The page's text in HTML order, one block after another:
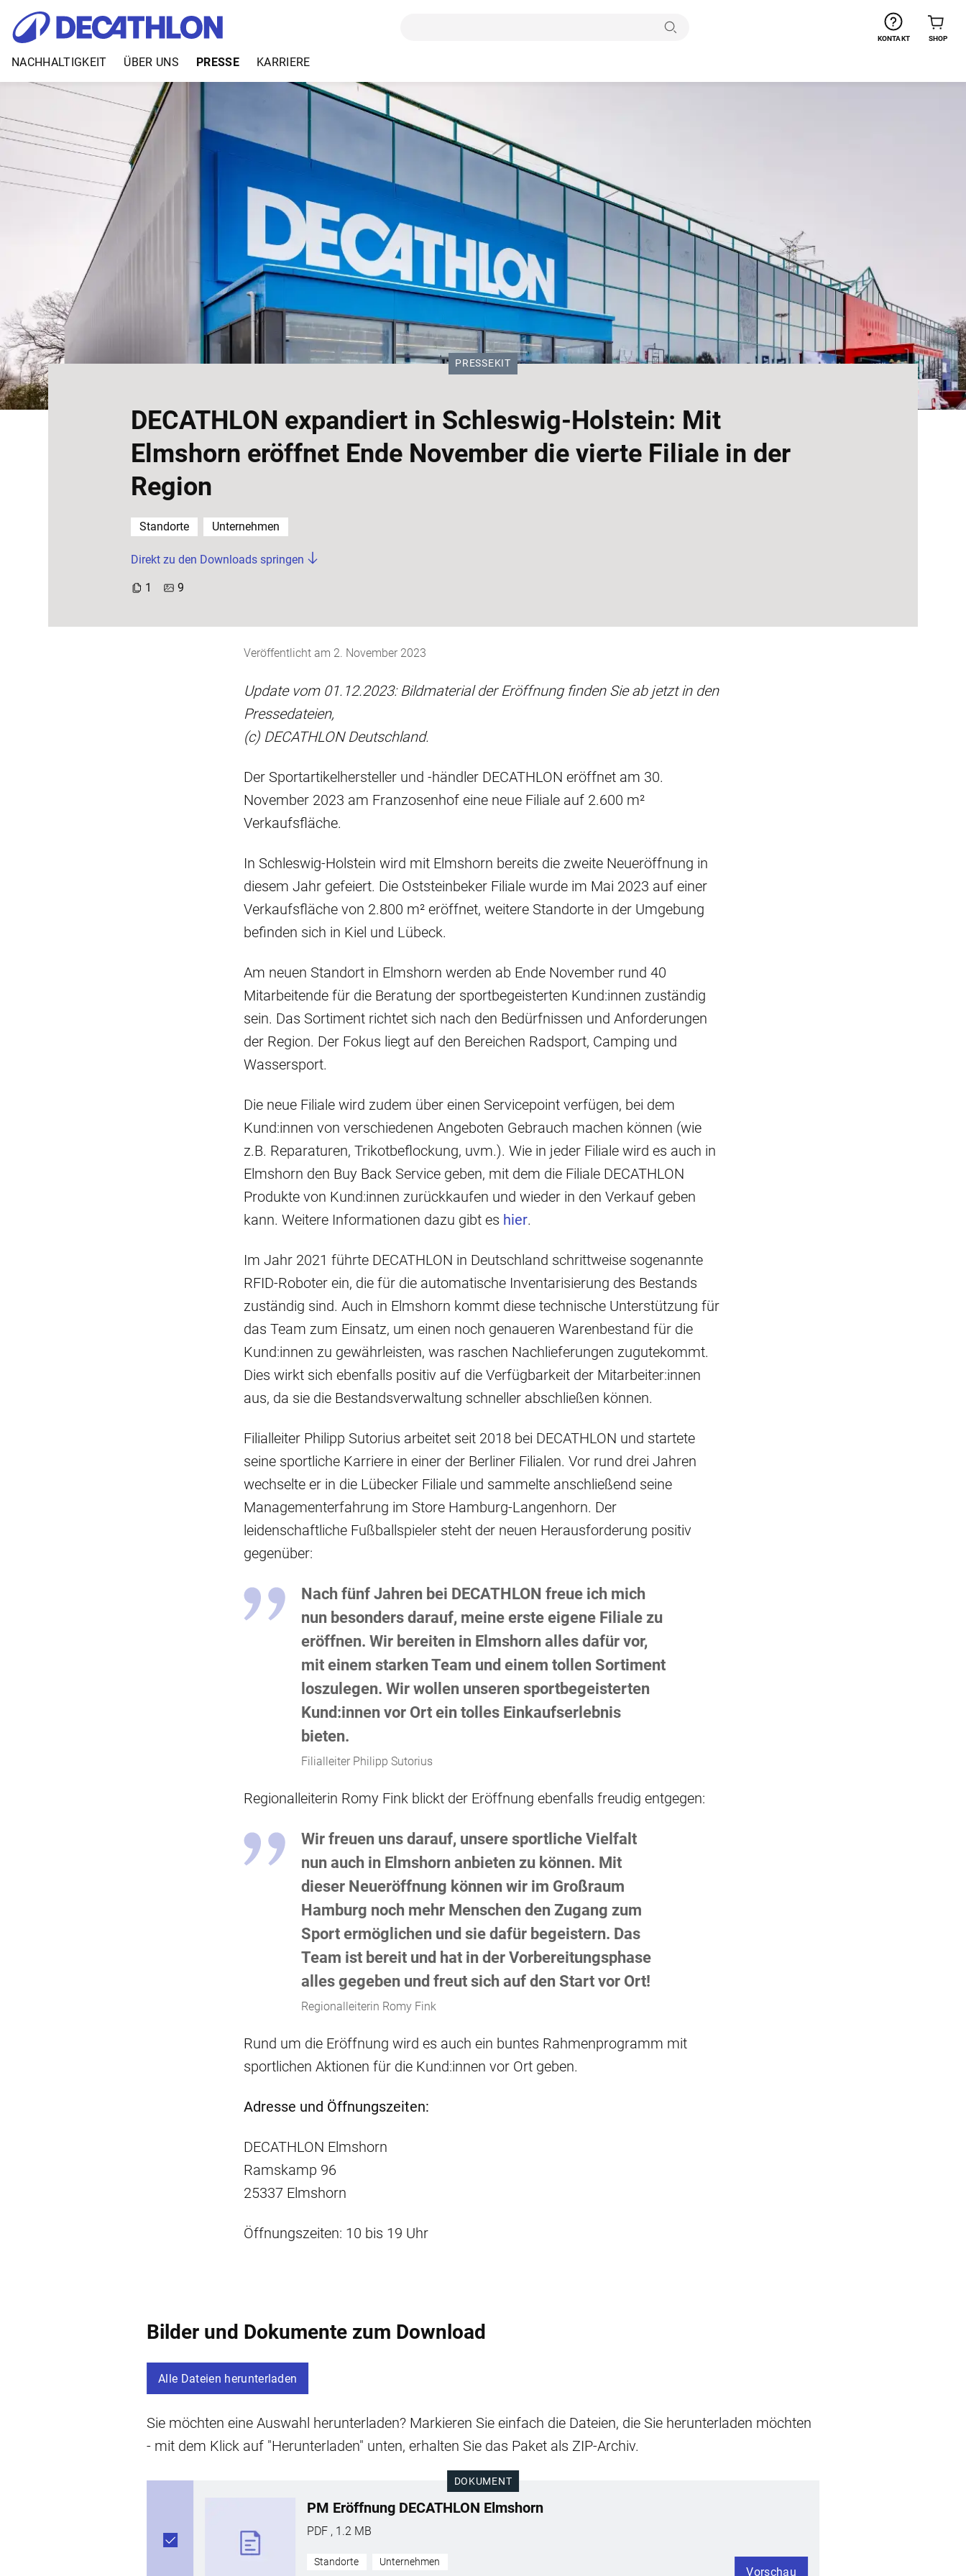
Zum Inhalt springen
NACHHALTIGKEIT ÜBER UNS PRESSE KARRIERE
Suchen
KONTAKT SHOP
DECATHLON expandiert in Schleswig-Holstein: Mit
Elmshorn eröffnet Ende November die vierte Filiale in der
Region
KATEGORIE:
PRESSEKIT
Standorte Unternehmen
Direkt zu den Downloads springen
1 9
Veröffentlicht am 2. November 2023
Update vom 01.12.2023: Bildmaterial der Eröffnung finden Sie ab jetzt in den
Pressedateien,
(c) DECATHLON Deutschland.
Der Sportartikelhersteller und -händler DECATHLON eröffnet am 30.
November 2023 am Franzosenhof eine neue Filiale auf 2.600 m²
Verkaufsfläche.
In Schleswig-Holstein wird mit Elmshorn bereits die zweite Neueröffnung in
diesem Jahr gefeiert. Die Oststeinbeker Filiale wurde im Mai 2023 auf einer
Verkaufsfläche von 2.800 m² eröffnet, weitere Standorte in der Umgebung
befinden sich in Kiel und Lübeck.
Am neuen Standort in Elmshorn werden ab Ende November rund 40
Mitarbeitende für die Beratung der sportbegeisterten Kund:innen zuständig
sein. Das Sortiment richtet sich nach den Bedürfnissen und Anforderungen
der Region. Der Fokus liegt auf den Bereichen Radsport, Camping und
Wassersport.
Die neue Filiale wird zudem über einen Servicepoint verfügen, bei dem
Kund:innen von verschiedenen Angeboten Gebrauch machen können (wie
z.B. Reparaturen, Trikotbeflockung, uvm.). Wie in jeder Filiale wird es auch in
Elmshorn den Buy Back Service geben, mit dem die Filiale DECATHLON
Produkte von Kund:innen zurückkaufen und wieder in den Verkauf geben
kann. Weitere Informationen dazu gibt es hier.
Im Jahr 2021 führte DECATHLON in Deutschland schrittweise sogenannte
RFID-Roboter ein, die für die automatische Inventarisierung des Bestands
zuständig sind. Auch in Elmshorn kommt diese technische Unterstützung für
das Team zum Einsatz, um einen noch genaueren Warenbestand für die
Kund:innen zu gewährleisten, was raschen Nachlieferungen zugutekommt.
Dies wirkt sich ebenfalls positiv auf die Verfügbarkeit der Mitarbeiter:innen
aus, da sie die Bestandsverwaltung schneller abschließen können.
Filialleiter Philipp Sutorius arbeitet seit 2018 bei DECATHLON und startete
seine sportliche Karriere in einer der Berliner Filialen. Vor rund drei Jahren
wechselte er in die Lübecker Filiale und sammelte anschließend seine
Managementerfahrung im Store Hamburg-Langenhorn. Der
leidenschaftliche Fußballspieler steht der neuen Herausforderung positiv
gegenüber:
Nach fünf Jahren bei DECATHLON freue ich mich
nun besonders darauf, meine erste eigene Filiale zu
eröffnen. Wir bereiten in Elmshorn alles dafür vor,
mit einem starken Team und einem tollen Sortiment
loszulegen. Wir wollen unseren sportbegeisterten
Kund:innen vor Ort ein tolles Einkaufserlebnis
bieten.
Filialleiter Philipp Sutorius
Regionalleiterin Romy Fink blickt der Eröffnung ebenfalls freudig entgegen:
Wir freuen uns darauf, unsere sportliche Vielfalt
nun auch in Elmshorn anbieten zu können. Mit
dieser Neueröffnung können wir im Großraum
Hamburg noch mehr Menschen den Zugang zum
Sport ermöglichen und sie dafür begeistern. Das
Team ist bereit und hat in der Vorbereitungsphase
alles gegeben und freut sich auf den Start vor Ort!
Regionalleiterin Romy Fink
Rund um die Eröffnung wird es auch ein buntes Rahmenprogramm mit
sportlichen Aktionen für die Kund:innen vor Ort geben.
Adresse und Öffnungszeiten:
DECATHLON Elmshorn
Ramskamp 96
25337 Elmshorn
Öffnungszeiten: 10 bis 19 Uhr
Bilder und Dokumente zum Download
Alle Dateien herunterladen
Sie möchten eine Auswahl herunterladen? Markieren Sie einfach die Dateien, die Sie herunterladen möchten
- mit dem Klick auf "Herunterladen" unten, erhalten Sie das Paket als ZIP-Archiv.
DOKUMENT
PM Eröffnung DECATHLON Elmshorn
PDF , 1.2 MB
Standorte Unternehmen
Vorschau